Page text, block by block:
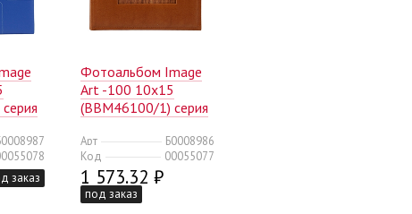
заказ
Фотоальбом Image
Art -100 10x15
(BBM46100/1) серия
(18/360)
Арт
Б0008986
Код
00055077
1 573.32 ₽
под заказ